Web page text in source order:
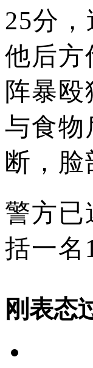
25分
他后方
阵暴
与食物
断，
警方已
括一名
刚表态